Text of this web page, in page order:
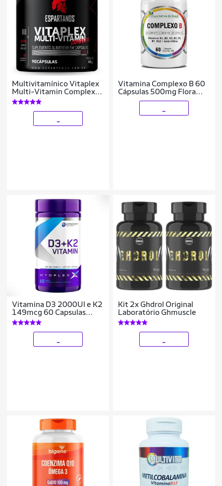
Multivitamínico Vitaplex
Multi-Vitamin Complex
90C - Espartanos
Vitamina Complexo B 60
Cápsulas 500mg Flora
Nativa
Vitamina D3 2000UI e K2
149mcg 60 Capsulas
Myoplex
Kit 2x Ghdrol Original
Laboratório Ghmuscle